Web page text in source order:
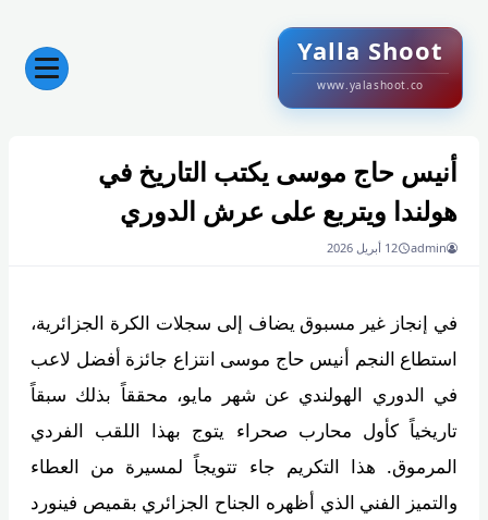
Yalla Shoot
www.yalashoot.co
أنيس حاج موسى يكتب التاريخ في
هولندا ويتربع على عرش الدوري
admin 12 أبريل 2026
في إنجاز غير مسبوق يضاف إلى سجلات الكرة الجزائرية،
استطاع النجم أنيس حاج موسى انتزاع جائزة أفضل لاعب
في الدوري الهولندي عن شهر مايو، محققاً بذلك سبقاً
تاريخياً كأول محارب صحراء يتوج بهذا اللقب الفردي
المرموق. هذا التكريم جاء تتويجاً لمسيرة من العطاء
والتميز الفني الذي أظهره الجناح الجزائري بقميص فينورد